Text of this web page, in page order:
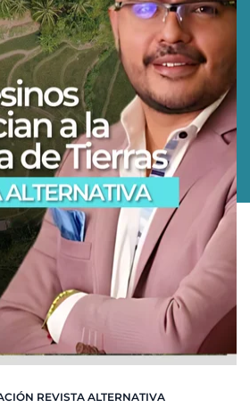
REVISTA ALTERNATIVA